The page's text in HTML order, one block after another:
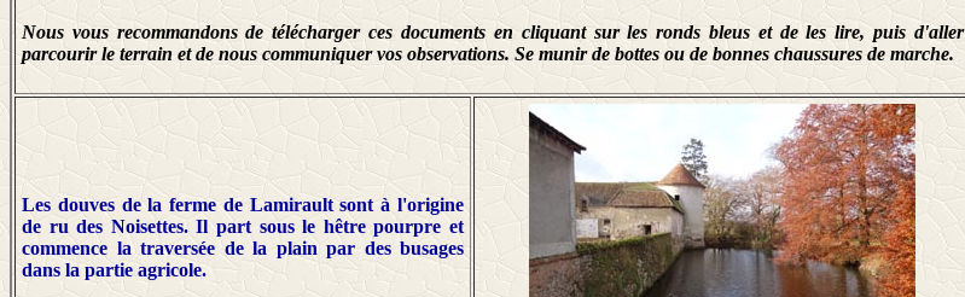
Nous vous recommandons de télécharger ces documents en cliquant sur les ronds bleus et de les lire, puis d'aller
parcourir le terrain et de nous communiquer vos observations. Se munir de bottes ou de bonnes chaussures de marche.
Les douves de la ferme de Lamirault sont à l'origine
de ru des Noisettes. Il part sous le hêtre pourpre et
commence la traversée de la plain par des busages
dans la partie agricole.